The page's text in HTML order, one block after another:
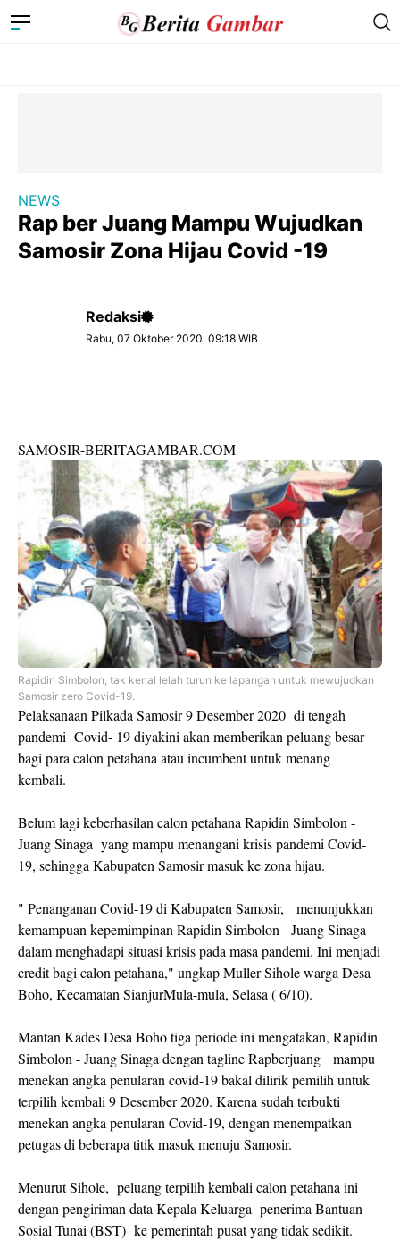
NEWS
Rap ber Juang Mampu Wujudkan
Samosir Zona Hijau Covid -19
Redaksi
Rabu, 07 Oktober 2020, 09:18 WIB
SAMOSIR-BERITAGAMBAR.COM
Rapidin Simbolon, tak kenal lelah turun ke lapangan untuk mewujudkan
Samosir zero Covid-19.
Pelaksanaan Pilkada Samosir 9 Desember 2020 di tengah
pandemi Covid- 19 diyakini akan memberikan peluang besar
bagi para calon petahana atau incumbent untuk menang
kembali.
Belum lagi keberhasilan calon petahana Rapidin Simbolon -
Juang Sinaga yang mampu menangani krisis pandemi Covid-
19, sehingga Kabupaten Samosir masuk ke zona hijau.
" Penanganan Covid-19 di Kabupaten Samosir, menunjukkan
kemampuan kepemimpinan Rapidin Simbolon - Juang Sinaga
dalam menghadapi situasi krisis pada masa pandemi. Ini menjadi
credit bagi calon petahana," ungkap Muller Sihole warga Desa
Boho, Kecamatan SianjurMula-mula, Selasa ( 6/10).
Mantan Kades Desa Boho tiga periode ini mengatakan, Rapidin
Simbolon - Juang Sinaga dengan tagline Rapberjuang mampu
menekan angka penularan covid-19 bakal dilirik pemilih untuk
terpilih kembali 9 Desember 2020. Karena sudah terbukti
menekan angka penularan Covid-19, dengan menempatkan
petugas di beberapa titik masuk menuju Samosir.
Menurut Sihole, peluang terpilih kembali calon petahana ini
dengan pengiriman data Kepala Keluarga penerima Bantuan
Sosial Tunai (BST) ke pemerintah pusat yang tidak sedikit.